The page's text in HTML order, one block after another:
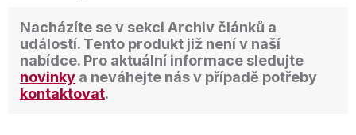
Nacházíte se v sekci Archiv článků a
událostí. Tento produkt již není v naší
nabídce. Pro aktuální informace sledujte
novinky a neváhejte nás v případě potřeby
kontaktovat.